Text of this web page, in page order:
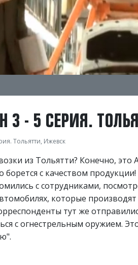
3 - 5 СЕРИЯ.
Тольятти, Ижевск
из Тольятти? Конечно,
борется с качеством
с сотрудниками,
которые
тут же
с огнестрельным оружием.